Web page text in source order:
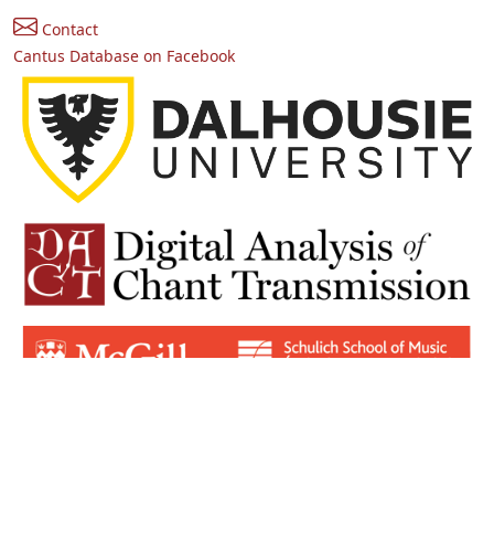
Contact
Cantus Database on Facebook